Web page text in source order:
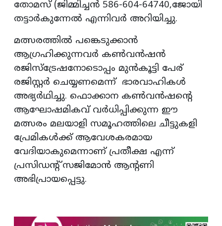
തോമസ് (ജിമ്മിച്ചൻ 586-604-64740,ജോയി
തട്ടാർകുന്നേൽ എന്നിവർ അറിയിച്ചു.
മത്സരത്തിൽ പങ്കെടുക്കാൻ
ആഗ്രഹിക്കുന്നവർ കൺവൻഷൻ
രജിസ്ട്രേഷനോടൊപ്പം മുൻകൂട്ടി പേര്
രജിസ്റ്റർ ചെയ്യണമെന്ന് ഭാരവാഹികൾ
അഭ്യർഥിച്ചു. ഫൊക്കാന കൺവൻഷന്റെ
ആഘോഷമികവ് വർധിപ്പിക്കുന്ന ഈ
മത്സരം മലയാളി സമൂഹത്തിലെ ചീട്ടുകളി
പ്രേമികൾക്ക് ആവേശകരമായ
വേദിയാകുമെന്നാണ് പ്രതീക്ഷ എന്ന്
പ്രസിഡന്റ് സജിമോൻ ആന്റണി
അഭിപ്രായപ്പെട്ടു.